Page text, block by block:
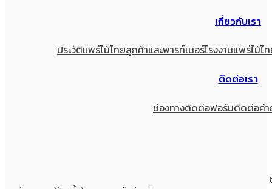
เกี่ยวกับเรา
ประวัติแพร่ไม้ไทยลูกค้าและพารท์เนอร์โรงงานแพร่ไม้ไ
ติดต่อเรา
ช่องทางติดต่อฟอร์มติดต่อค